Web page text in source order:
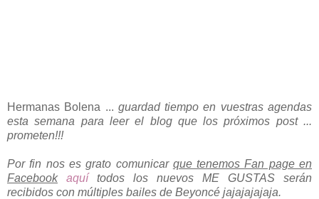
Hermanas Bolena ... guardad tiempo en vuestras agendas
esta semana para leer el blog que los próximos post ...
prometen!!!
Por fin nos es grato comunicar que tenemos Fan page en
Facebook aquí
todos los nuevos ME GUSTAS serán
recibidos con múltiples bailes de Beyoncé jajajajajaja.